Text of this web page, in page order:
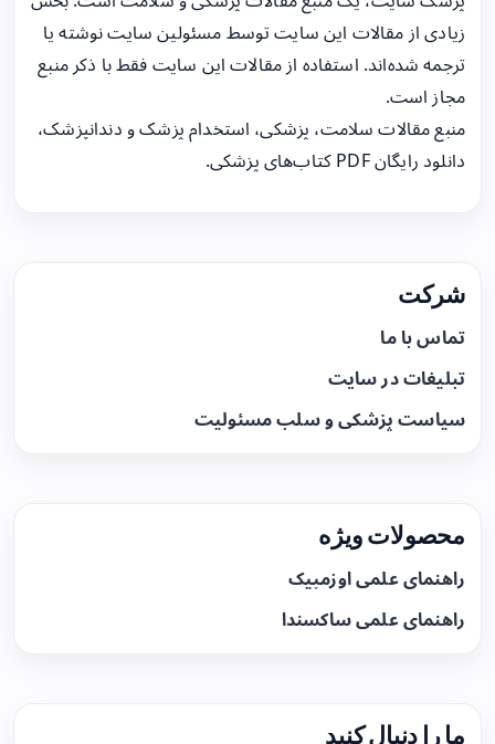
زیادی از مقالات این سایت توسط مسئولین سایت نوشته یا
ترجمه شده‌اند. استفاده از مقالات این سایت فقط با ذکر منبع
مجاز است.
منبع مقالات سلامت، پزشکی، استخدام پزشک و دندانپزشک،
دانلود رایگان PDF کتاب‌های پزشکی.
شرکت
تماس با ما
تبلیغات در سایت
سیاست پزشکی و سلب مسئولیت
محصولات ویژه
راهنمای علمی اوزمپیک
راهنمای علمی ساکسندا
ما را دنبال کنید